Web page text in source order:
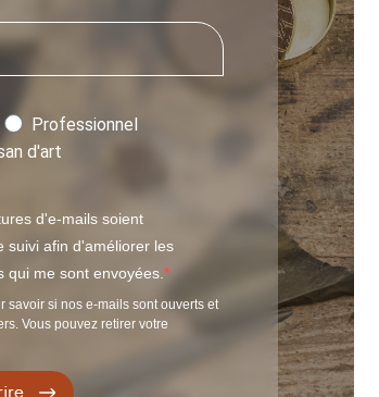
Professionnel
d'art
d'e-mails soient
suivi afin d'améliorer les
qui me sont envoyées.
savoir si nos e-mails sont ouverts et
Vous pouvez retirer votre